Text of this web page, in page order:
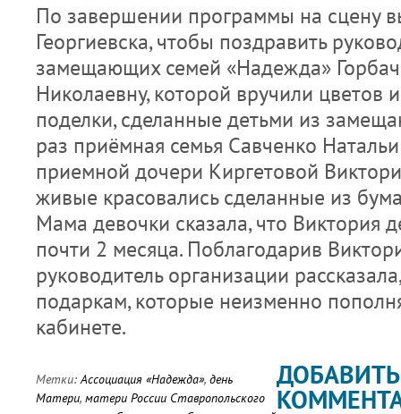
По завершении программы на сцену
Георгиевска, чтобы поздравить
замещающих семей «Надежда»
Николаевну, которой вручили цветов
поделки, сделанные детьми из
раз приёмная семья Савченко
приемной дочери Киргетовой
живые красовались сделанные из
Мама девочки сказала, что Виктория
почти 2 месяца. Поблагодарив
руководитель организации
подаркам, которые неизменно
кабинете.
Метки:Ассоциация «Надежда», день
Матери, матери России Ставропольского
ДОБАВИТЬ